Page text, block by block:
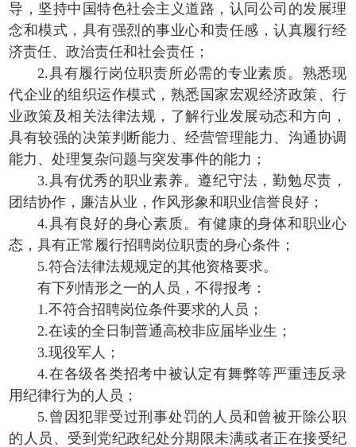
导，坚持中国特色社会主义道路，认同公司的发展理
念和模式，具有强烈的事业心和责任感，认真履行经
济责任、政治责任和社会责任；
2.具有履行岗位职责所必需的专业素质。熟悉现
代企业的组织运作模式，熟悉国家宏观经济政策、行
业政策及相关法律法规，了解行业发展动态和方向，
具有较强的决策判断能力、经营管理能力、沟通协调
能力、处理复杂问题与突发事件的能力；
3.具有优秀的职业素养。遵纪守法，勤勉尽责，
团结协作，廉洁从业，作风形象和职业信誉良好；
4.具有良好的身心素质。有健康的身体和职业心
态，具有正常履行招聘岗位职责的身心条件；
5.符合法律法规规定的其他资格要求。
有下列情形之一的人员，不得报考：
1.不符合招聘岗位条件要求的人员；
2.在读的全日制普通高校非应届毕业生；
3.现役军人；
4.在各级各类招考中被认定有舞弊等严重违反录
用纪律行为的人员；
5.曾因犯罪受过刑事处罚的人员和曾被开除公职
的人员、受到党纪政纪处分期限未满或者正在接受纪